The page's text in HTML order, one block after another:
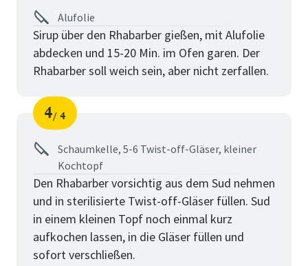
Alufolie
Sirup über den Rhabarber gießen, mit Alufolie
abdecken und 15-20 Min. im Ofen garen. Der
Rhabarber soll weich sein, aber nicht zerfallen.
Schritt
4
von
4
Schaumkelle, 5-6 Twist-off-Gläser, kleiner
Kochtopf
Den Rhabarber vorsichtig aus dem Sud nehmen
und in sterilisierte Twist-off-Gläser füllen. Sud
in einem kleinen Topf noch einmal kurz
aufkochen lassen, in die Gläser füllen und
sofort verschließen.